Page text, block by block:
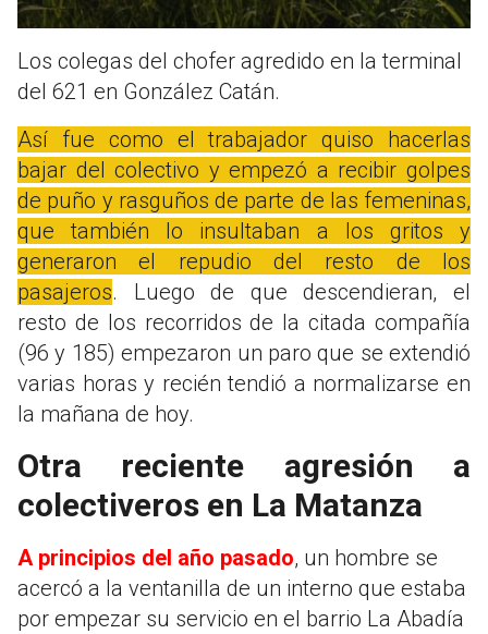
Los colegas del chofer agredido en la terminal
del 621 en González Catán.
Así fue como el trabajador quiso hacerlas
bajar del colectivo y empezó a recibir golpes
de puño y rasguños de parte de las femeninas,
que también lo insultaban a los gritos y
generaron el repudio del resto de los
pasajeros. Luego de que descendieran, el
resto de los recorridos de la citada compañía
(96 y 185) empezaron un paro que se extendió
varias horas y recién tendió a normalizarse en
la mañana de hoy.
Otra reciente agresión a
colectiveros en La Matanza
A principios del año pasado, un hombre se
acercó a la ventanilla de un interno que estaba
por empezar su servicio en el barrio La Abadía